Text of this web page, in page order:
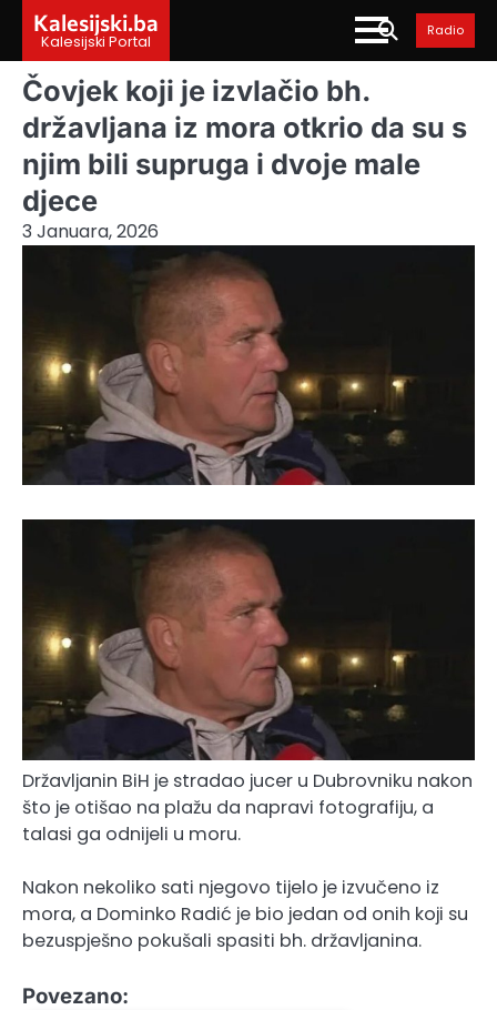
content
Kalesijski.ba
Kalesijski Portal
Radio
Čovjek koji je izvlačio bh.
državljana iz mora otkrio da su s
njim bili supruga i dvoje male
djece
3 Januara, 2026
Državljanin BiH je stradao jucer u Dubrovniku nakon
što je otišao na plažu da napravi fotografiju, a
talasi ga odnijeli u moru.
Nakon nekoliko sati njegovo tijelo je izvučeno iz
mora, a Dominko Radić je bio jedan od onih koji su
bezuspješno pokušali spasiti bh. državljanina.
Povezano: